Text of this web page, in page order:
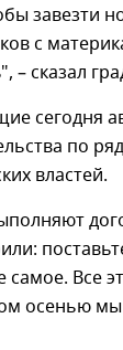
завезти
с
сказал
сегодня
по
властей.
самое. Все
осенью